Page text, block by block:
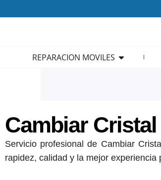
al
REPARACION MOVILES Open
Cambiar
Servicio profesional de Cambiar
rapidez, calidad y la mejor experiencia